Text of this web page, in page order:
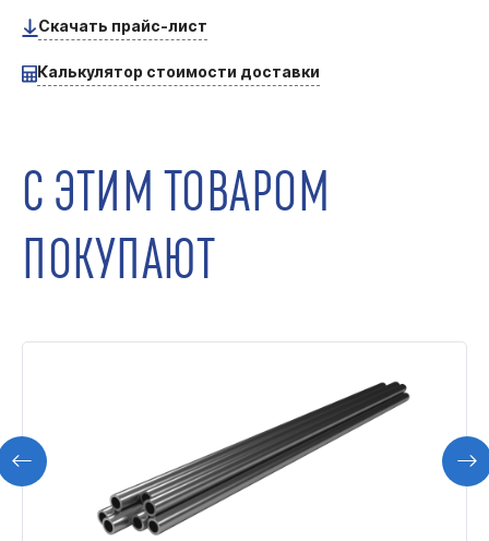
Скачать прайс-лист
Калькулятор стоимости доставки
С ЭТИМ ТОВАРОМ
ПОКУПАЮТ